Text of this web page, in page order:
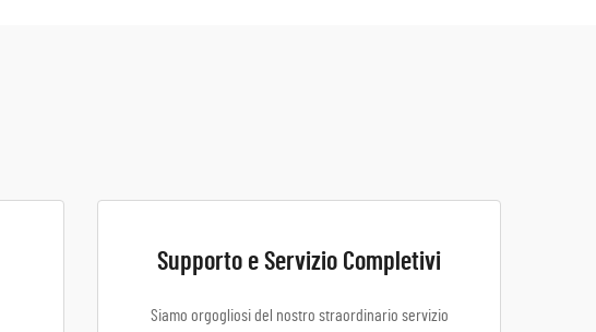
Supporto e Servizio Completivi
Siamo orgogliosi del nostro straordinario servizio